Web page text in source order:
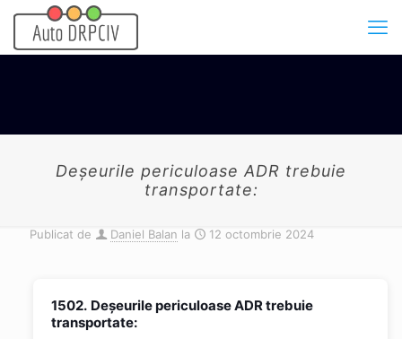
Deşeurile periculoase ADR trebuie
transportate:
Publicat de Daniel Balan la 12 octombrie 2024
1502. Deşeurile periculoase ADR trebuie
transportate: